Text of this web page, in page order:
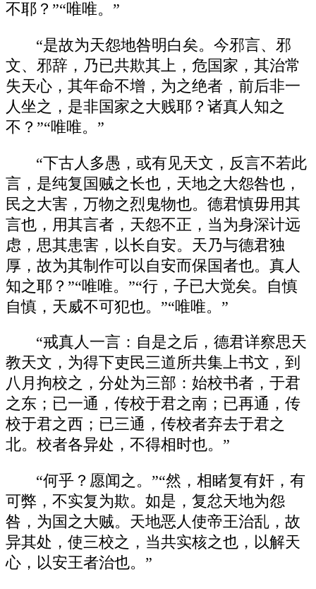
不耶？”“唯唯。”
“是故为天怨地咎明白矣。今邪言、邪
文、邪辞，乃已共欺其上，危国家，其治常
失天心，其年命不增，为之绝者，前后非一
人坐之，是非国家之大贱耶？诸真人知之
不？”“唯唯。”
“下古人多愚，或有见天文，反言不若此
言，是纯复国贼之长也，天地之大怨咎也，
民之大害，万物之烈鬼物也。德君慎毋用其
言也，用其言者，天怨不正，当为身深计远
虑，思其患害，以长自安。天乃与德君独
厚，故为其制作可以自安而保国者也。真人
知之耶？”“唯唯。”“行，子已大觉矣。自慎
自慎，天威不可犯也。”“唯唯。”
“戒真人一言：自是之后，德君详察思天
教天文，为得下吏民三道所共集上书文，到
八月拘校之，分处为三部：始校书者，于君
之东；已一通，传校于君之南；已再通，传
校于君之西；已三通，传校者弃去于君之
北。校者各异处，不得相时也。”
“何乎？愿闻之。”“然，相睹复有奸，有
可弊，不实复为欺。如是，复忿天地为怨
咎，为国之大贼。天地恶人使帝王治乱，故
异其处，使三校之，当共实核之也，以解天
心，以安王者治也。”